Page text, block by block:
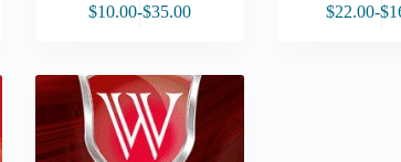
$10.00-$35.00
Rango
desde
$10.00
hasta
$35.00
variantes.
Las
opciones
pueden
$22.00-$